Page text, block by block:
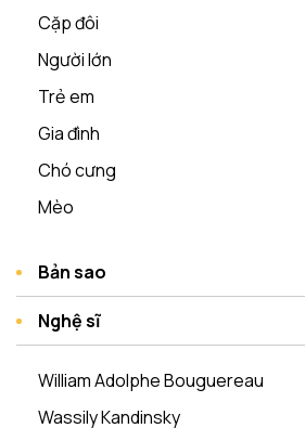
Cặp đôi
Người lớn
Trẻ em
Gia đình
Chó cưng
Mèo
Bản sao
Nghệ sĩ
William Adolphe Bouguereau
Wassily Kandinsky